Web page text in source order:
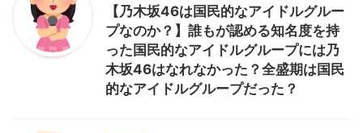
【乃木坂46は国民的なアイドルグルー
プなのか？】誰もが認める知名度を持
った国民的なアイドルグループには乃
木坂46はなれなかった？全盛期は国民
的なアイドルグループだった？